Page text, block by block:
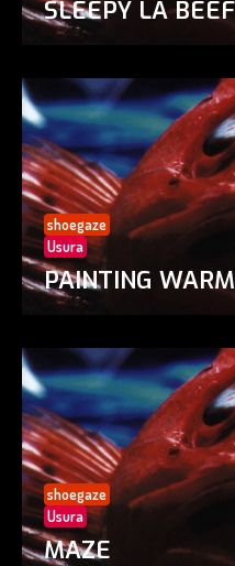
SLEEPY LA BEEF
shoegaze
Usura
PAINTING WARM
shoegaze
Usura
MAZE